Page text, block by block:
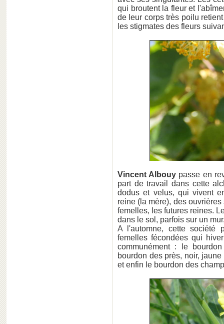
qui broutent la fleur et
de leur corps très poilu
les stigmates des fleurs
Vincent Albouy passe en
part de travail dans cette
dodus et velus, qui vivent
reine (la mère), des
femelles, les futures reines.
dans le sol, parfois sur un
A l'automne, cette société
femelles fécondées qui
communément : le
bourdon des près, noir,
et enfin le bourdon des